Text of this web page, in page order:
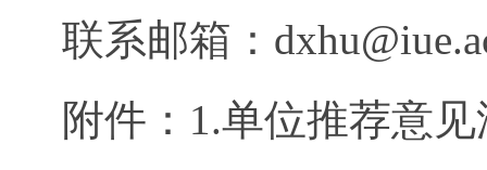
联系邮箱：
附件：1.单位推荐意